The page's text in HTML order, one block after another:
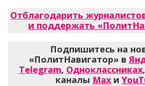
Отблагодарить
и поддержать
Подпишитесь на
«ПолитНавигатор» в
Telegram, Одноклассниках,
каналы Max и